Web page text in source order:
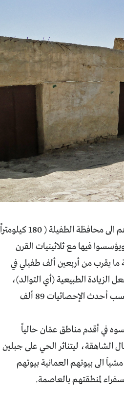
يقيمُ في العاصمة عمّان ما يزيد على خمسين ألف مواطن يعودون في جذورهم الى محافظة الطفيلة ( 180 كيلومتراً
فيها مع ثلاثينيات القرن
ما يقرب من أربعين ألف طفيلي في
الزيادة الطبيعية (أي التوالد)،
وتلك الطارئة نتيجة النزوح الدائم لسكان المحافظة التي يبلغ عدد سكانها حسب أحدث الإحصائيات 89 ألف
في أقدم مناطق عمّان حالياً
الشاهقة، ليتناثر الحي على جبلين
الى بيوتهم العمانية بيوتهم
لمنطقتهم بالعاصمة.